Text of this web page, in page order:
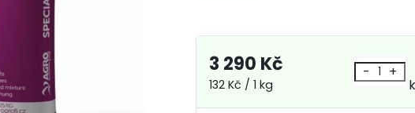
3 290 Kč
132 Kč / 1 kg
- +